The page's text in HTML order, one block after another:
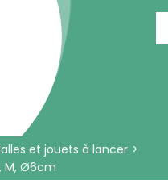
et jouets à lancer
M, Ø6cm